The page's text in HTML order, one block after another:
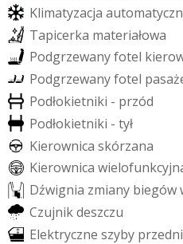
Klimatyzacja automatyczn
Tapicerka materiałowa
Podgrzewanyfotel kiero
Podgrzewanyfotel pasaż
Podłokietniki - przód
Podłokietniki - tył
Kierownica skórzana
Kierownica wielofunkcyjn
Dźwignia zmiany biegów
Czujnikdeszczu
Elektryczne szyby przedni